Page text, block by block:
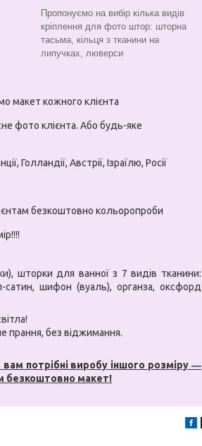
Пропонуємо на вибір кілька видів
кріплення для фото штор: шторна
тасьма, кільця з тканини на
липучках, люверси
макет кожного клієнта
фото клієнта. Або будь-яке
Голландії, Австрії, Ізраїлю, Росії
безкоштовно кольоропроби
шторки для ванної з 7 видів тканини:
сатин, шифон (вуаль), органза, оксфорд
прання, без віджимання.
потрібні виробу іншого розміру ―
безкоштовно макет!